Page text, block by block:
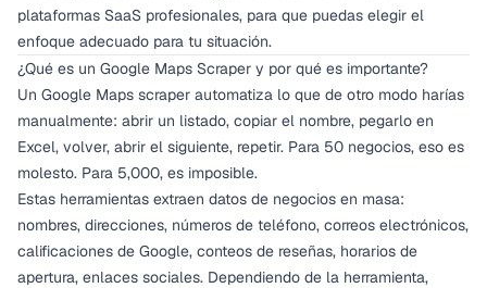
plataformas SaaS profesionales, para que puedas elegir el
enfoque adecuado para tu situación.
¿Qué es un Google Maps Scraper y por qué es importante?
Un Google Maps scraper automatiza lo que de otro modo harías
manualmente: abrir un listado, copiar el nombre, pegarlo en
Excel, volver, abrir el siguiente, repetir. Para 50 negocios, eso es
molesto. Para 5,000, es imposible.
Estas herramientas extraen datos de negocios en masa:
nombres, direcciones, números de teléfono, correos electrónicos,
calificaciones de Google, conteos de reseñas, horarios de
apertura, enlaces sociales. Dependiendo de la herramienta,